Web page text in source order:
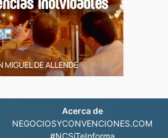
Acerca de
NEGOCIOSYCONVENCIONES.COM
#NCSíTeInforma